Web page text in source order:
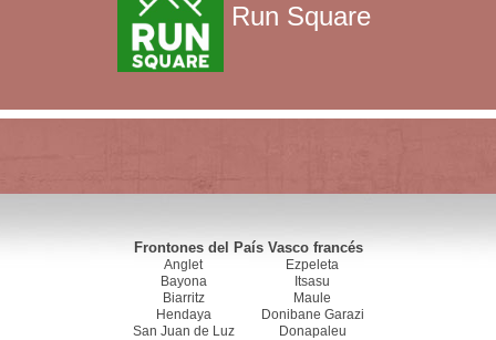
Run Square
Frontones del País Vasco francés
Anglet
Bayona
Biarritz
Hendaya
San Juan de Luz
Ezpeleta
Itsasu
Maule
Donibane Garazi
Donapaleu